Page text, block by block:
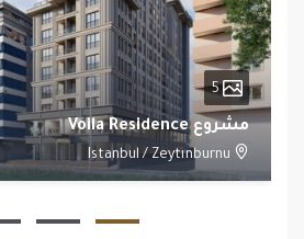
5
مشروع Voila Residence
Istanbul / Zeytınburnu